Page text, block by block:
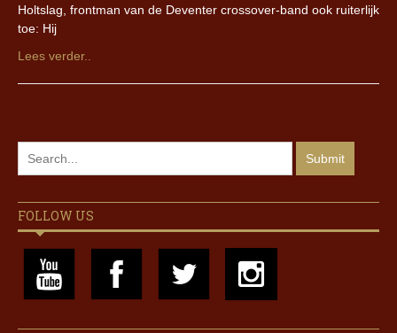
Holtslag, frontman van de Deventer crossover-band ook ruiterlijk
toe: Hij
Lees verder..
FOLLOW US